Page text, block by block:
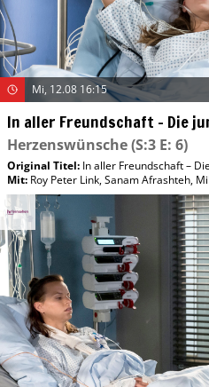
Mi, 12.08 16:15
In aller Freundschaft – Die
Herzenswünsche(S:3 E: 6)
Original Titel: In aller Freundschaft –
Mit: Roy Peter Link,Sanam Afrashteh,